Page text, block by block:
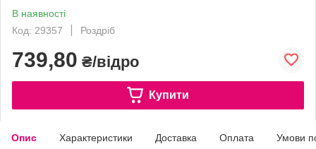
В наявності
Код: 29357
Роздріб
739,80 ₴/відро
Купити
Опис Характеристики Доставка Оплата Умови